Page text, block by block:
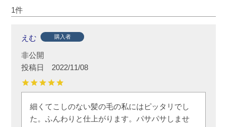
1
えむ 購入者
非公開
投稿日
2022/11/08
細くてこしのない髪の毛の私にはピッタリでし
た。ふんわりと仕上がります。パサパサしませ